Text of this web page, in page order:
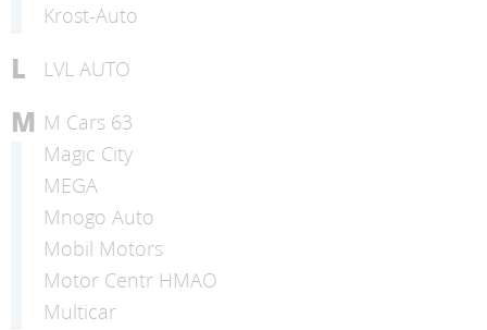
Krost-Auto
L LVL AUTO
M M Cars 63
Magic City
MEGA
Mnogo Auto
Mobil Motors
Motor Centr HMAO
Multicar